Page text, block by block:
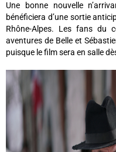
Une bonne nouvelle
bénéficiera d’une sortie
Rhône-Alpes. Les fans du
aventures de Belle et
puisque le film sera en salle